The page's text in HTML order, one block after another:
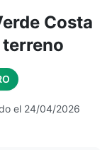
Costa
el 24/04/2026